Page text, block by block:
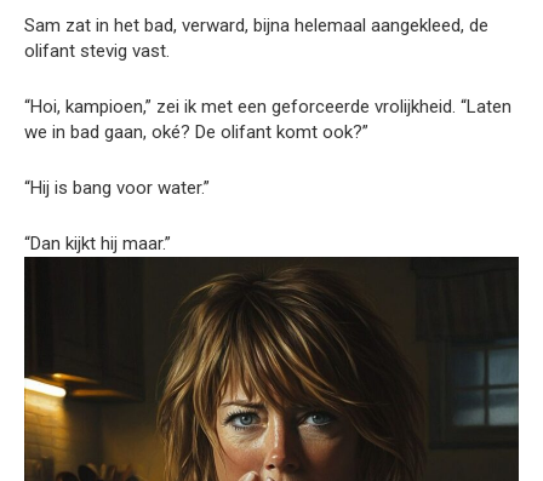
Sam zat in het bad, verward, bijna helemaal aangekleed, de
olifant stevig vast.
“Hoi, kampioen,” zei ik met een geforceerde vrolijkheid. “Laten
we in bad gaan, oké? De olifant komt ook?”
“Hij is bang voor water.”
“Dan kijkt hij maar.”